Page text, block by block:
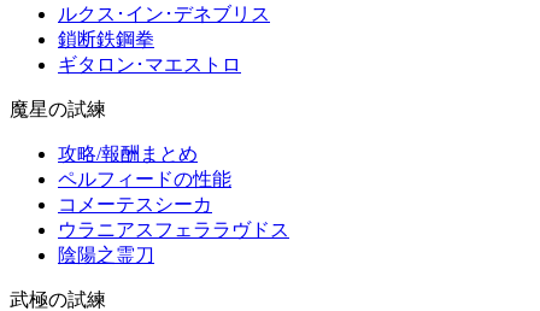
ルクス･イン･デネブリス
鎖断鉄鋼拳
ギタロン･マエストロ
魔星の試練
攻略/報酬まとめ
ペルフィードの性能
コメーテスシーカ
ウラニアスフェララヴドス
陰陽之霊刀
武極の試練